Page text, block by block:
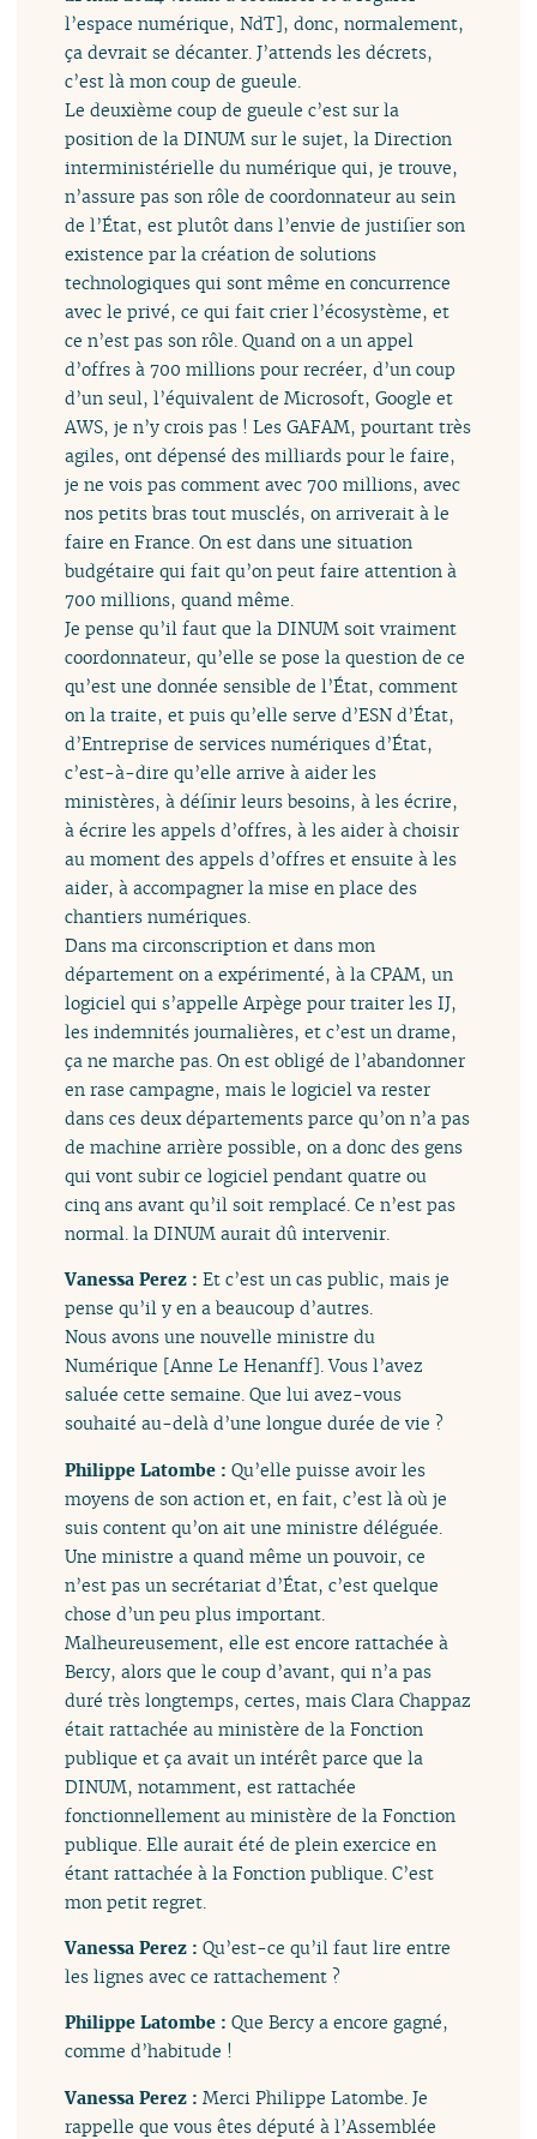
l’espace numérique, NdT], donc, normalement,
ça devrait se décanter. J’attends les décrets,
c’est là mon coup de gueule.
Le deuxième coup de gueule c’est sur la
position de la DINUM sur le sujet, la Direction
interministérielle du numérique qui, je trouve,
n’assure pas son rôle de coordonnateur au sein
de l’État, est plutôt dans l’envie de justifier son
existence par la création de solutions
technologiques qui sont même en concurrence
avec le privé, ce qui fait crier l’écosystème, et
ce n’est pas son rôle. Quand on a un appel
d’offres à 700 millions pour recréer, d’un coup
d’un seul, l’équivalent de Microsoft, Google et
AWS, je n’y crois pas ! Les GAFAM, pourtant très
agiles, ont dépensé des milliards pour le faire,
je ne vois pas comment avec 700 millions, avec
nos petits bras tout musclés, on arriverait à le
faire en France. On est dans une situation
budgétaire qui fait qu’on peut faire attention à
700 millions, quand même.
Je pense qu’il faut que la DINUM soit vraiment
coordonnateur, qu’elle se pose la question de ce
qu’est une donnée sensible de l’État, comment
on la traite, et puis qu’elle serve d’ESN d’État,
d’Entreprise de services numériques d’État,
c’est-à-dire qu’elle arrive à aider les
ministères, à définir leurs besoins, à les écrire,
à écrire les appels d’offres, à les aider à choisir
au moment des appels d’offres et ensuite à les
aider, à accompagner la mise en place des
chantiers numériques.
Dans ma circonscription et dans mon
département on a expérimenté, à la CPAM, un
logiciel qui s’appelle Arpège pour traiter les IJ,
les indemnités journalières, et c’est un drame,
ça ne marche pas. On est obligé de l’abandonner
en rase campagne, mais le logiciel va rester
dans ces deux départements parce qu’on n’a pas
de machine arrière possible, on a donc des gens
qui vont subir ce logiciel pendant quatre ou
cinq ans avant qu’il soit remplacé. Ce n’est pas
normal. la DINUM aurait dû intervenir.
Vanessa Perez :Et c’est un cas public, mais je
pense qu’il y en a beaucoup d’autres.
Nous avons une nouvelle ministre du
Numérique [Anne Le Henanff]. Vous l’avez
saluée cette semaine. Que lui avez-vous
souhaité au-delà d’une longue durée de vie ?
Philippe Latombe :Qu’elle puisse avoir les
moyens de son action et, en fait, c’est là où je
suis content qu’on ait une ministre déléguée.
Une ministre a quand même un pouvoir, ce
n’est pas un secrétariat d’État, c’est quelque
chose d’un peu plus important.
Malheureusement, elle est encore rattachée à
Bercy, alors que le coup d’avant, qui n’a pas
duré très longtemps, certes, mais Clara Chappaz
était rattachée au ministère de la Fonction
publique et ça avait un intérêt parce que la
DINUM, notamment, est rattachée
fonctionnellement au ministère de la Fonction
publique. Elle aurait été de plein exercice en
étant rattachée à la Fonction publique. C’est
mon petit regret.
Vanessa Perez :Qu’est-ce qu’il faut lire entre
les lignes avec ce rattachement ?
Philippe Latombe :Que Bercy a encore gagné,
comme d’habitude !
Vanessa Perez :Merci Philippe Latombe. Je
rappelle que vous êtes député à l’Assemblée